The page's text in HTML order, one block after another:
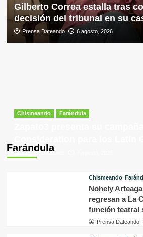
Gilberto Correa estalla tras
decisión del tribunal en su
Prensa Dateando 6 agosto, 2026
Farándula
Chismeando Farándula
Prensa Dateando
Chismeando
Nohely
regresan a La
función teatral
Prensa Dateando